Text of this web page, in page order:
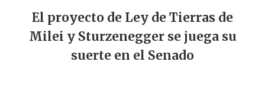
El proyecto de Ley de Tierras de
Milei y Sturzenegger se juega su
suerte en el Senado